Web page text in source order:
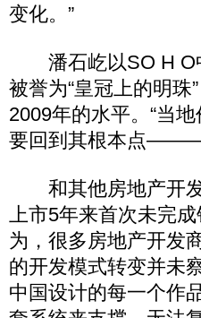
变化。”
潘石屹以SO H O
被誉为“皇冠上的明
2009年的水平。“当
要回到其根本点———
和其他房地产开发
上市5年来首次未完
为，很多房地产开发
的开发模式转变并未
中国设计的每一个作